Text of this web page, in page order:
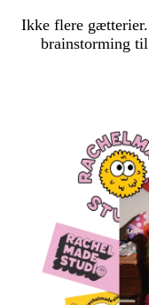
Ikke flere
brainstorming